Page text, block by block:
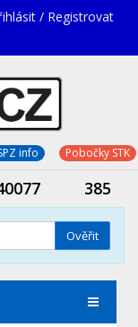
/ Registrovat
info Pobočky STK
385
Ověřit